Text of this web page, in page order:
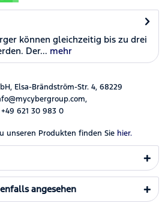
können gleichzeitig bis zu drei
Der... mehr
Elsa-Brändström-Str. 4, 68229
621 30 983 0
unseren Produkten finden Sie hier.
angesehen